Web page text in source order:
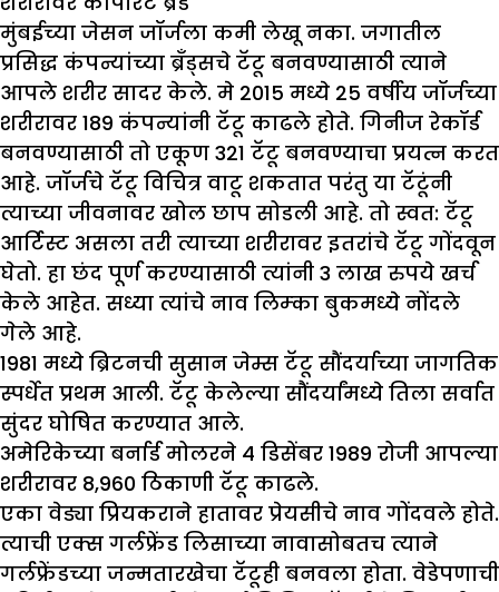
मुंबईच्या जेसन जॉर्जला कमी लेखू नका. जगातील
प्रसिद्ध कंपन्यांच्या ब्रँड्सचे टॅटू बनवण्यासाठी त्याने
आपले शरीर सादर केले. मे 2015 मध्ये 25 वर्षीय जॉर्जच्या
शरीरावर 189 कंपन्यांनी टॅटू काढले होते. गिनीज रेकॉर्ड
बनवण्यासाठी तो एकूण 321 टॅटू बनवण्याचा प्रयत्न करत
आहे. जॉर्जचे टॅटू विचित्र वाटू शकतात परंतु या टॅटूंनी
त्याच्या जीवनावर खोल छाप सोडली आहे. तो स्वत: टॅटू
आर्टिस्ट असला तरी त्याच्या शरीरावर इतरांचे टॅटू गोंदवून
घेतो. हा छंद पूर्ण करण्यासाठी त्यांनी 3 लाख रुपये खर्च
केले आहेत. सध्या त्यांचे नाव लिम्का बुकमध्ये नोंदले
गेले आहे.
1981 मध्ये ब्रिटनची सुसान जेम्स टॅटू सौंदर्याच्या जागतिक
स्पर्धेत प्रथम आली. टॅटू केलेल्या सौंदर्यांमध्ये तिला सर्वात
सुंदर घोषित करण्यात आले.
अमेरिकेच्या बर्नार्ड मोलरने 4 डिसेंबर 1989 रोजी आपल्या
शरीरावर 8,960 ठिकाणी टॅटू काढले.
एका वेड्या प्रियकराने हातावर प्रेयसीचे नाव गोंदवले होते.
त्याची एक्स गर्लफ्रेंड लिसाच्या नावासोबतच त्याने
गर्लफ्रेंडच्या जन्मतारखेचा टॅटूही बनवला होता. वेडेपणाची